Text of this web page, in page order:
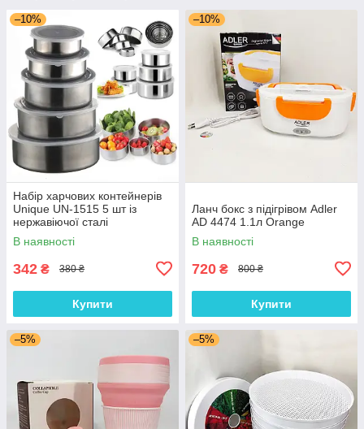
–10%
Набір харчових контейнерів
Unique UN-1515 5 шт із
нержавіючої сталі
В наявності
342 ₴ 380 ₴
Купити
–10%
Ланч бокс з підігрівом Adler
AD 4474 1.1л Orange
В наявності
720 ₴ 800 ₴
Купити
–5% –5%